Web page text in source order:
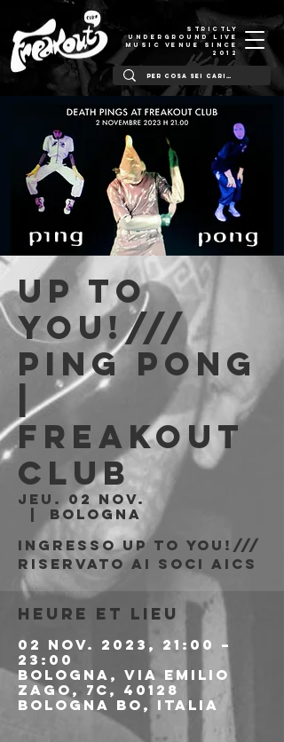
STRICTLY
UNDERGROUND LIVE
MUSIC VENUE SINCE
2012
Up to
You!///
Ping Pong
|
Freakout
Club
jeu. 02 nov.
Bologna
Ingresso Up to You!///
riservato ai soci AICS
Heure et lieu
02 nov. 2023, 21:00 –
23:00
Bologna, Via Emilio
Zago, 7c, 40128
Bologna BO, Italia